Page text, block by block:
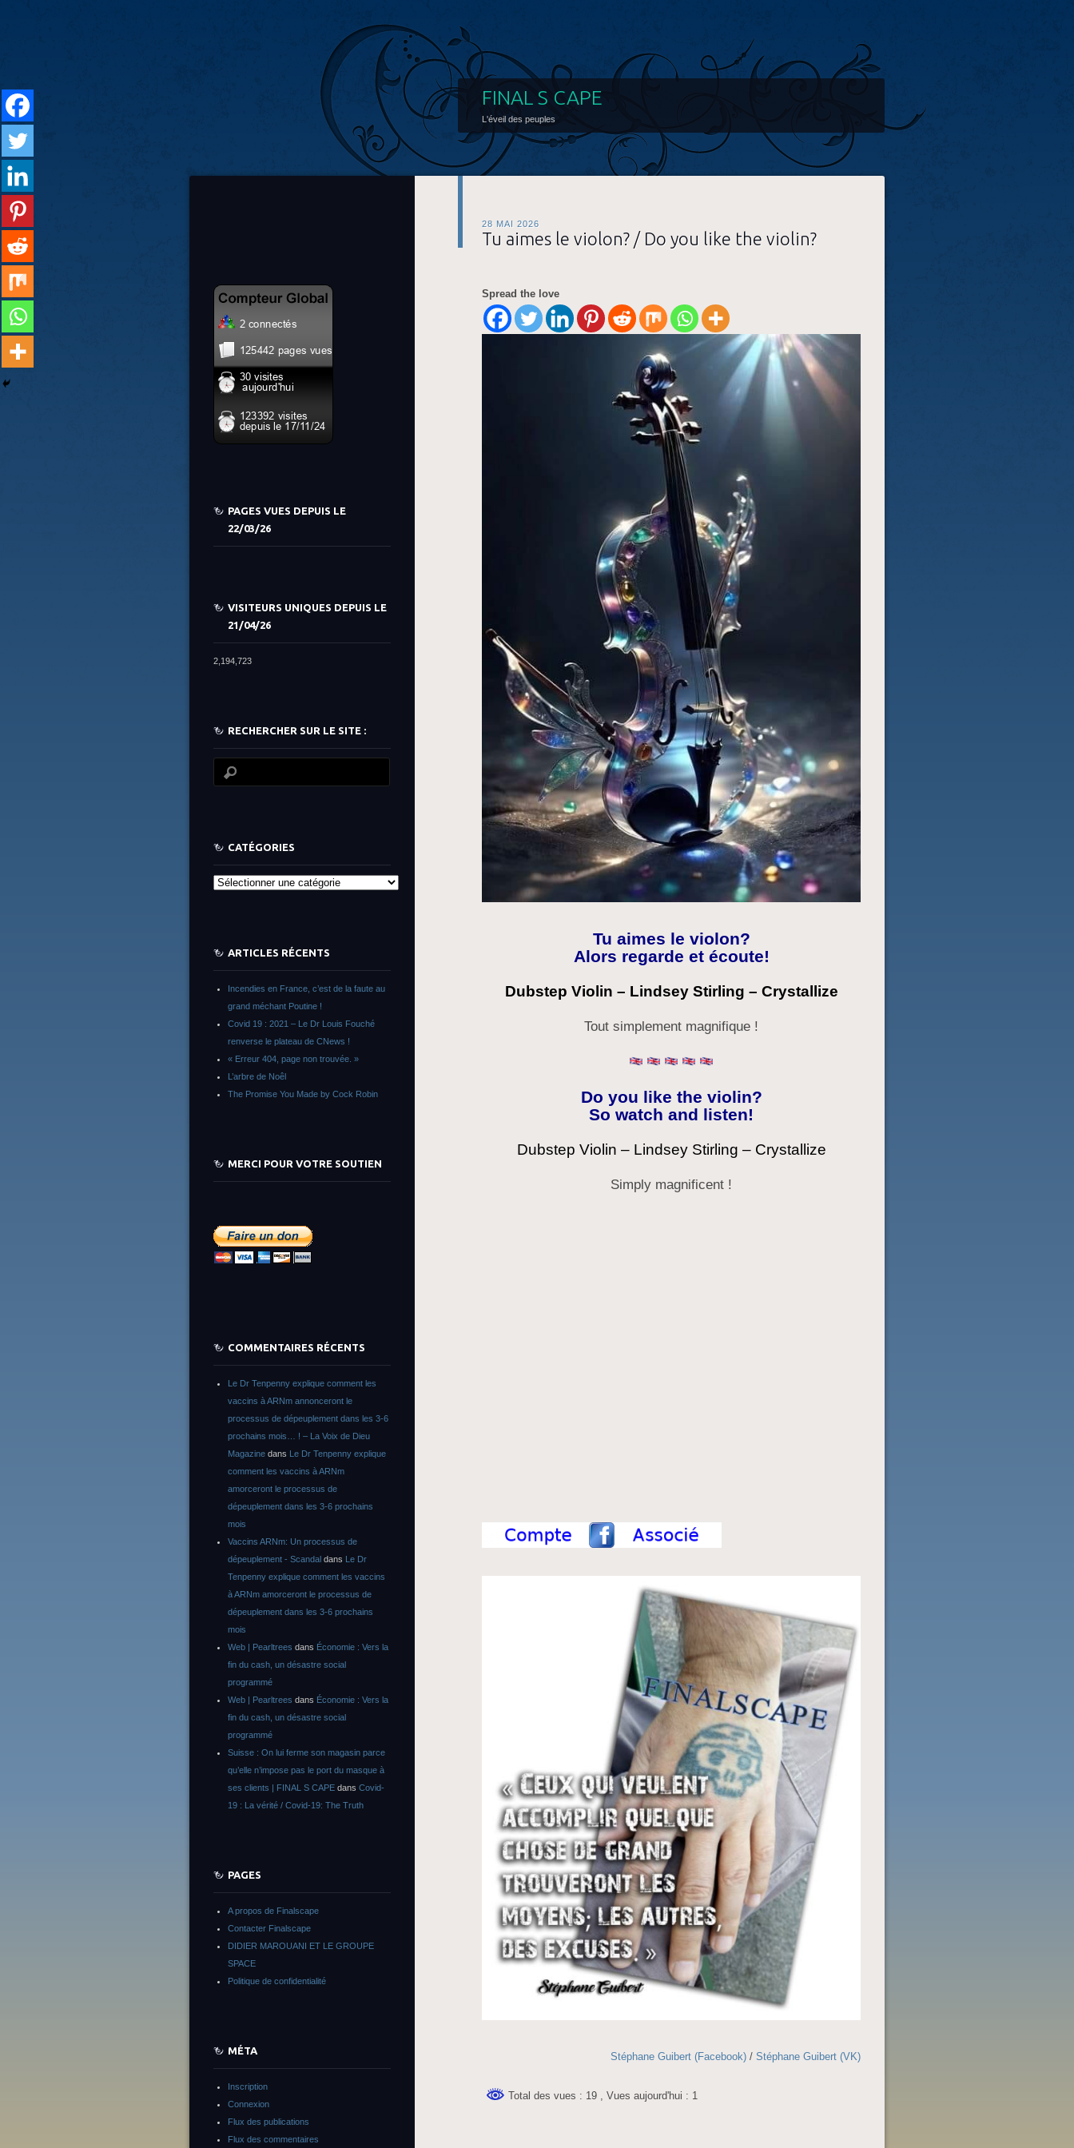
FINAL S CAPE
L'éveil des peuples
28 MAI 2026
Tu aimes le violon? / Do you like the violin?
Spread the love
Tu aimes le violon?
Alors regarde et écoute!
Dubstep Violin – Lindsey Stirling – Crystallize
Tout simplement magnifique !
Do you like the violin?
So watch and listen!
Dubstep Violin – Lindsey Stirling – Crystallize
Simply magnificent !
Stéphane Guibert (Facebook) / Stéphane Guibert (VK)
Total des vues : 19 , Vues aujourd'hui : 1
PAGES VUES DEPUIS LE
22/03/26
VISITEURS UNIQUES DEPUIS LE
21/04/26
2,194,723
RECHERCHER SUR LE SITE :
CATÉGORIES
Catégories
ARTICLES RÉCENTS
Incendies en France, c’est de la faute au
grand méchant Poutine !
Covid 19 : 2021 – Le Dr Louis Fouché
renverse le plateau de CNews !
« Erreur 404, page non trouvée. »
L’arbre de Noêl
The Promise You Made by Cock Robin
MERCI POUR VOTRE SOUTIEN
COMMENTAIRES RÉCENTS
Le Dr Tenpenny explique comment les
vaccins à ARNm annonceront le
processus de dépeuplement dans les 3-6
prochains mois… ! – La Voix de Dieu
Magazine dans Le Dr Tenpenny explique
comment les vaccins à ARNm
amorceront le processus de
dépeuplement dans les 3-6 prochains
mois
Vaccins ARNm: Un processus de
dépeuplement - Scandal dans Le Dr
Tenpenny explique comment les vaccins
à ARNm amorceront le processus de
dépeuplement dans les 3-6 prochains
mois
Web | Pearltrees dans Économie : Vers la
fin du cash, un désastre social
programmé
Web | Pearltrees dans Économie : Vers la
fin du cash, un désastre social
programmé
Suisse : On lui ferme son magasin parce
qu’elle n’impose pas le port du masque à
ses clients | FINAL S CAPE dans Covid-
19 : La vérité / Covid-19: The Truth
PAGES
A propos de Finalscape
Contacter Finalscape
DIDIER MAROUANI ET LE GROUPE
SPACE
Politique de confidentialité
MÉTA
Inscription
Connexion
Flux des publications
Flux des commentaires